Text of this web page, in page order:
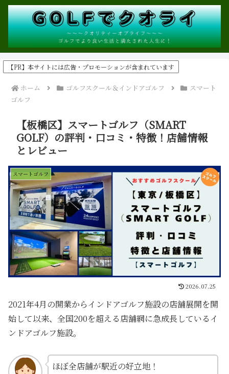
【PR】本サイトには広告・プロモーションが含まれています
ホーム ゴルフスクール＆インドアゴルフ
スマート
ゴルフ
【板橋区】スマートゴルフ（SMART
GOLF）の評判・口コミ・特徴！店舗情報
とレビュー
スマートゴルフ
2026.07.25
2021年4月の開業からインドアゴルフ施設の店舗展開を開
始して以来、全国200を超える店舗網に急成長しているイ
ンドアゴルフ施設。
ほぼ全店舗が駅近の好立地！